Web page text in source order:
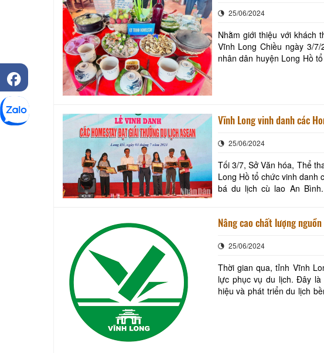
25/06/2024
Nhằm giới thiệu với khách
Vĩnh Long Chiều ngày 3/7/2023 Sở Văn hóa, Thể thao và Du lịch phối hợp với Ủy ban
nhân dân huyện Long Hồ
Vĩnh Long vinh danh các
25/06/2024
Tối 3/7, Sở Văn hóa, Thể
Long Hồ tổ chức vinh danh
bá du lịch cù lao An Bình. Ủy ban nhân dân tỉnh Vĩnh Long tặng Bằng khen cho 6
Nâng cao chất lượng
25/06/2024
Thời gian qua, tỉnh Vĩnh
lực phục vụ du lịch. Đây
hiệu và phát triển du lịch bền vững. Vĩnh Long phấn đấu trở thành
BẢO
Hộ